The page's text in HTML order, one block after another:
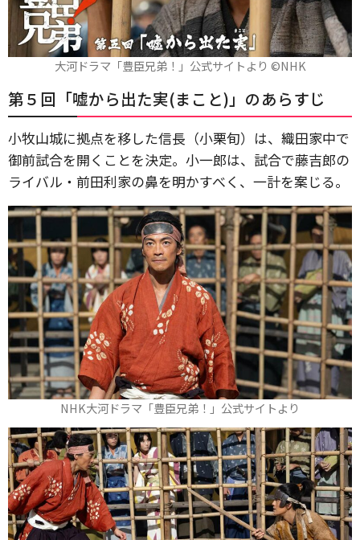
大河ドラマ「豊臣兄弟！」公式サイトより ©️NHK
第５回「嘘から出た実(まこと)」のあらすじ
小牧山城に拠点を移した信長（小栗旬）は、織田家中で
御前試合を開くことを決定。小一郎は、試合で藤吉郎の
ライバル・前田利家の鼻を明かすべく、一計を案じる。
NHK大河ドラマ「豊臣兄弟！」公式サイトより